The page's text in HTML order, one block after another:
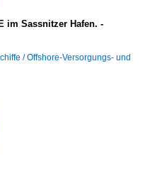
im Sassnitzer Hafen. -
/ Offshore-Versorgungs- und